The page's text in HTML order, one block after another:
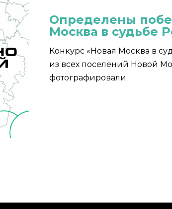
Определены
Москва в судьбе
Конкурс «Новая Москва в
из всех поселений Новой
фотографировали.